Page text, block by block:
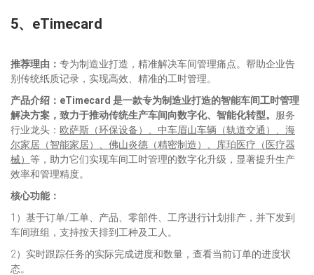
5、 eTimecard
推荐理由： 专为制造业打造，精准解决车间管理痛点。帮助企业告
别传统纸质记录，实现高效、精准的工时管理。
产品介绍： eTimecard 是一款专为制造业打造的智能车间工时管理
解决方案，致力于推动传统生产车间向数字化、智能化转型。 服务
行业龙头： 欧萨斯（环保设备）、中车眉山车辆（轨道交通）、海
尔家居（智能家居）、佛山炎德（精密制造）、库珀医疗（医疗器
械） 等，助力它们实现车间工时管理的数字化升级，显著提升生产
效率和管理精度。
核心功能：
1）基于订单/工单、产品、零部件、工序进行计划排产，并下发到
车间班组，支持按天排到工种及工人。
2）实时跟踪任务的实际完成进度和数量，查看当前订单的进度状
态。